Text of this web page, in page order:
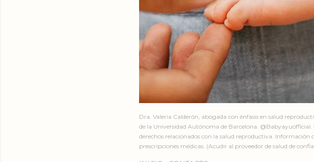
Dra. Valeria Calderón, abogada con énfasis en salud
de la Universidad Autónoma de Barcelona.
derechos relacionados con la salud reproductiva. Información
prescripciones médicas. (Acudir al proveedor de salud de